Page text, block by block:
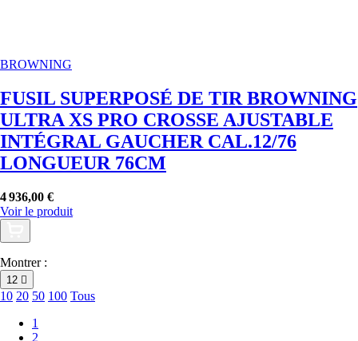
BROWNING
FUSIL SUPERPOSÉ DE TIR BROWNING
ULTRA XS PRO CROSSE AJUSTABLE
INTÉGRAL GAUCHER CAL.12/76
LONGUEUR 76CM
4 936,00 €
Voir le produit
Montrer :
12 
10 20 50 100 Tous
1
2